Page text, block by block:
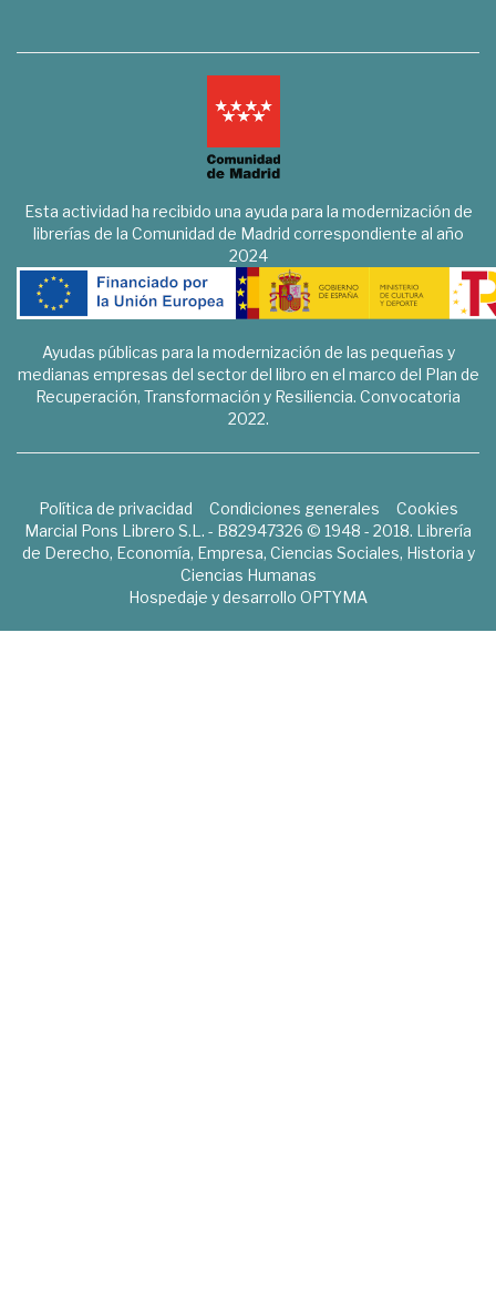
Esta actividad ha recibido una ayuda para la modernización de
librerías de la Comunidad de Madrid correspondiente al año
2024
Ayudas públicas para la modernización de las pequeñas y
medianas empresas del sector del libro en el marco del Plan de
Recuperación, Transformación y Resiliencia. Convocatoria
2022.
Política de privacidad Condiciones generales
Cookies
Marcial Pons Librero S.L. - B82947326 © 1948 - 2018. Librería
de Derecho, Economía, Empresa, Ciencias Sociales, Historia y
Ciencias Humanas
Hospedaje y desarrollo OPTYMA